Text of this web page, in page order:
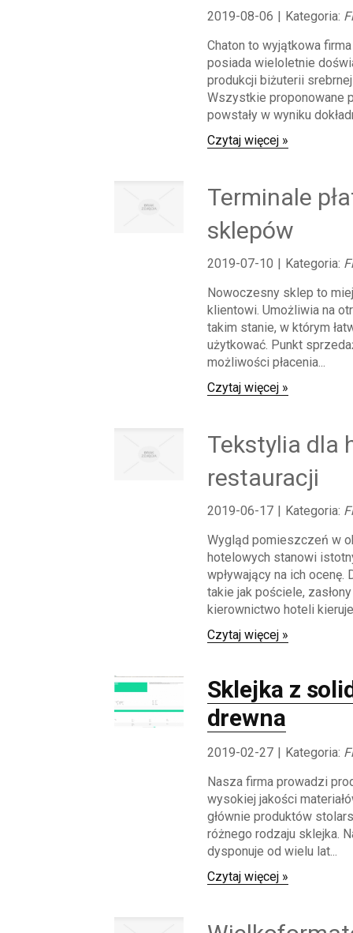
2019-08-06 | Kategoria:
Chaton to wyjątkowa
posiada wieloletnie
produkcji biżuterii srebrnej
Wszystkie proponowane
powstały w wyniku
Czytaj więcej »
Terminale
sklepów
2019-07-10 | Kategoria:
Nowoczesny sklep to
klientowi. Umożliwia na
takim stanie, w którym
użytkować. Punkt
możliwości płacenia...
Czytaj więcej »
Tekstylia dla
restauracji
2019-06-17 | Kategoria:
Wygląd pomieszczeń w
hotelowych stanowi
wpływający na ich
takie jak pościele,
kierownictwo hoteli
Czytaj więcej »
Sklejka z
drewna
2019-02-27 | Kategoria:
Nasza firma prowadzi
wysokiej jakości
głównie produktów
różnego rodzaju sklejka.
dysponuje od wielu lat...
Czytaj więcej »